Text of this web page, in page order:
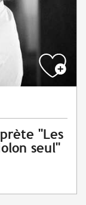
"Les
seul"